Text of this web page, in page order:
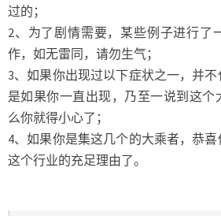
过的；
2、为了剧情需要，某些例子进行了
作，如无雷同，请勿生气；
3、如果你出现过以下症状之一，并
是如果你一直出现，乃至一说到这个
么你就得小心了；
4、如果你是集这几个的大乘者，恭
这个行业的充足理由了。